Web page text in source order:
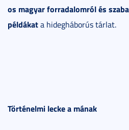
os magyar forradalomról és
példákata hidegháborús tárlat.
Történelmi lecke a mának